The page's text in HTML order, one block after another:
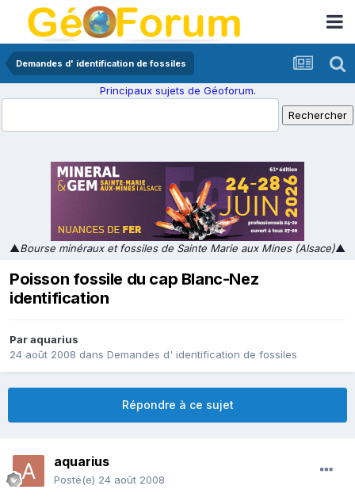
Demandes d' identification de fossiles
Principaux sujets de Géoforum.
▲Bourse minéraux et fossiles de Sainte Marie aux Mines (Alsace)▲
Poisson fossile du cap Blanc-Nez
identification
Paraquarius
24 août 2008 dans Demandes d' identification de fossiles
Répondre à ce sujet
aquarius
Posté(e) 24 août 2008